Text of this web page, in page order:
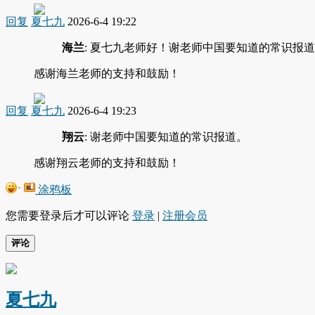
回复 夏七九 2026-6-4 19:22
海兰: 夏七九老师好！谢老师中国要知道的常识报
感谢海兰老师的支持和鼓励！
回复 夏七九 2026-6-4 19:23
翔云: 谢老师中国要知道的常识报道。
感谢翔云老师的支持和鼓励！
涂鸦板
您需要登录后才可以评论 登录 | 注册会员
评论
夏七九